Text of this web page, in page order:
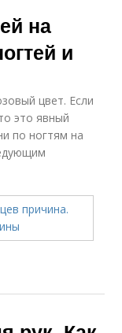
на
и
цвет. Если
это явный
по ногтям на